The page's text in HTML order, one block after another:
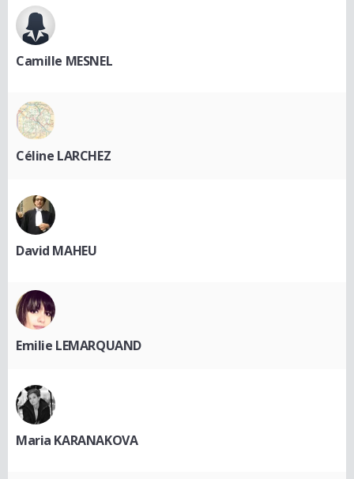
Camille MESNEL
Céline LARCHEZ
David MAHEU
Emilie LEMARQUAND
Maria KARANAKOVA